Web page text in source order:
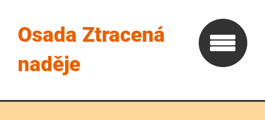
Osada Ztracená
naděje